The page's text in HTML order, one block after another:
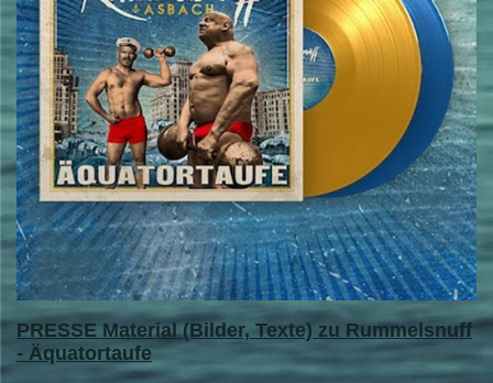
PRESSE Material (Bilder, Texte) zu Rummelsnuff
- Äquatortaufe